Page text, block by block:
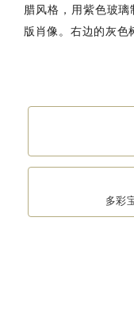
腊风格，用紫色玻
版肖像。右边的灰色
多彩